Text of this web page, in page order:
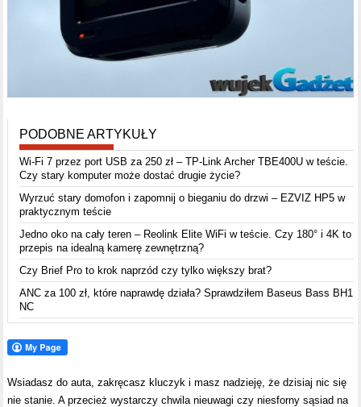
PODOBNE ARTYKUŁY
Wi-Fi 7 przez port USB za 250 zł – TP-Link Archer TBE400U w teście.
Czy stary komputer może dostać drugie życie?
Wyrzuć stary domofon i zapomnij o bieganiu do drzwi – EZVIZ HP5 w
praktycznym teście
Jedno oko na cały teren – Reolink Elite WiFi w teście. Czy 180° i 4K to
przepis na idealną kamerę zewnętrzną?
Czy Brief Pro to krok naprzód czy tylko większy brat?
ANC za 100 zł, które naprawdę działa? Sprawdziłem Baseus Bass BH1
NC
Wsiadasz do auta, zakręcasz kluczyk i masz nadzieję, że dzisiaj nic się
nie stanie. A przecież wystarczy chwila nieuwagi czy niesforny sąsiad na